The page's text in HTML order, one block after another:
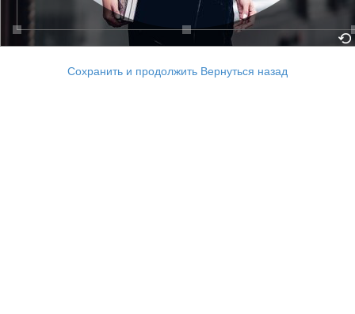
Сохранить и продолжить Вернуться назад